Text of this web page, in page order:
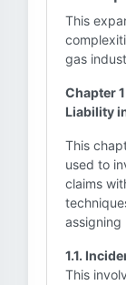
This
gas
Chapter
Liability
This
used to
claims
assigning
1.1.
This